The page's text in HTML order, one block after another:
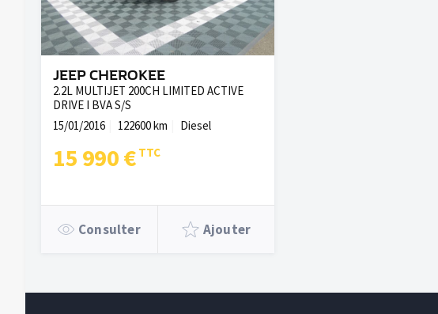
JEEP CHEROKEE
2.2L MULTIJET 200CH LIMITED ACTIVE
DRIVE I BVA S/S
15/01/2016
122600 km Diesel
15 990 €
Consulter Ajouter